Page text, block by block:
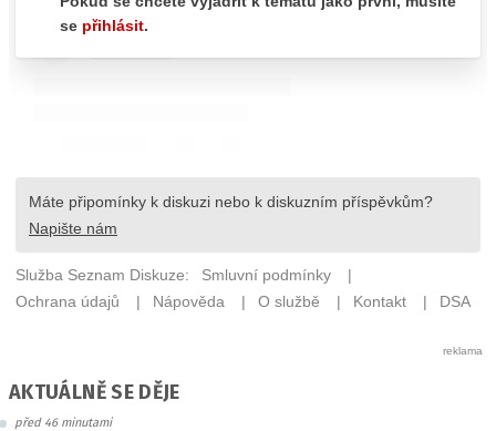
AKTUÁLNĚ SE DĚJE
před 46 minutami